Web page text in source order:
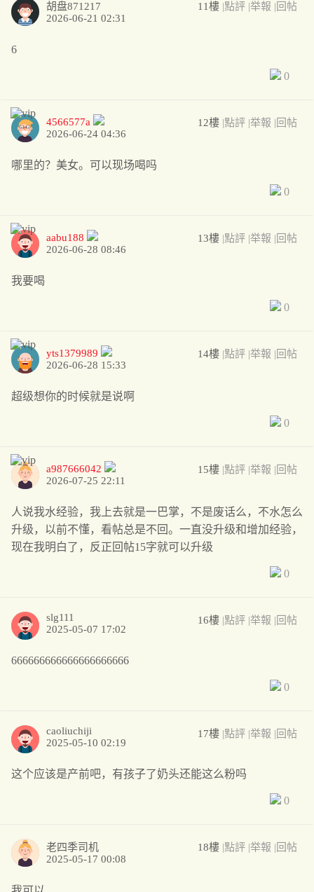
11樓 |點評 |举報 |回帖
胡盘871217
2026-06-21 02:31
6
0
12樓 |點評 |举報 |回帖
4566577a
2026-06-24 04:36
哪里的？美女。可以现场喝吗
0
13樓 |點評 |举報 |回帖
aabu188
2026-06-28 08:46
我要喝
0
14樓 |點評 |举報 |回帖
yts1379989
2026-06-28 15:33
超级想你的时候就是说啊
0
15樓 |點評 |举報 |回帖
a987666042
2026-07-25 22:11
人说我水经验，我上去就是一巴掌，不是废话么，不水怎么
升级，以前不懂，看帖总是不回。一直没升级和增加经验，
现在我明白了，反正回帖15字就可以升级
0
16樓 |點評 |举報 |回帖
slg111
2025-05-07 17:02
666666666666666666666
0
17樓 |點評 |举報 |回帖
caoliuchiji
2025-05-10 02:19
这个应该是产前吧，有孩子了奶头还能这么粉吗
0
18樓 |點評 |举報 |回帖
老四季司机
2025-05-17 00:08